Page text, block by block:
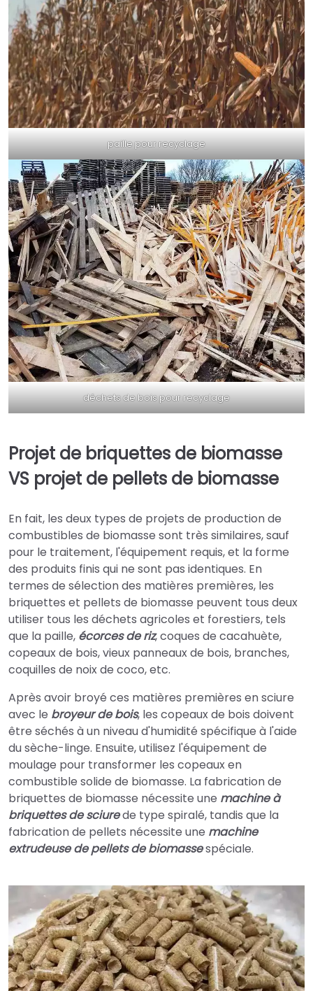
paille pour recyclage
déchets de bois pour recyclage
Projet de briquettes de biomasse
VS projet de pellets de biomasse
En fait, les deux types de projets de production de
combustibles de biomasse sont très similaires, sauf
pour le traitement, l'équipement requis, et la forme
des produits finis qui ne sont pas identiques. En
termes de sélection des matières premières, les
briquettes et pellets de biomasse peuvent tous deux
utiliser tous les déchets agricoles et forestiers, tels
que la paille, écorces de riz, coques de cacahuète,
copeaux de bois, vieux panneaux de bois, branches,
coquilles de noix de coco, etc.
Après avoir broyé ces matières premières en sciure
avec le broyeur de bois, les copeaux de bois doivent
être séchés à un niveau d'humidité spécifique à l'aide
du sèche-linge. Ensuite, utilisez l'équipement de
moulage pour transformer les copeaux en
combustible solide de biomasse. La fabrication de
briquettes de biomasse nécessite une machine à
briquettes de sciurede type spiralé, tandis que la
fabrication de pellets nécessite une machine
extrudeuse de pellets de biomassespéciale.